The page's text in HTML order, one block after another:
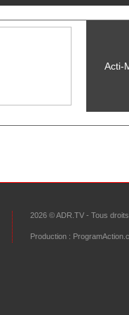
Acti-
2026 © ADR.TV - Tous
Production :